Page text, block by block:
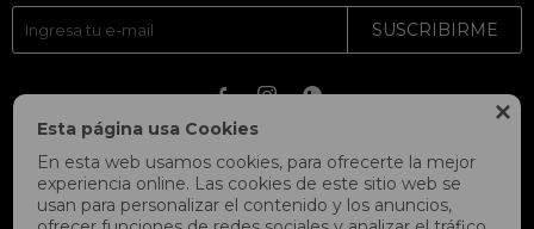

Esta página usa Cookies
En esta web usamos cookies, para ofrecerte la mejor
experiencia online. Las cookies de este sitio web se
usan para personalizar el contenido y los anuncios,
SUSCRIBIRME
  